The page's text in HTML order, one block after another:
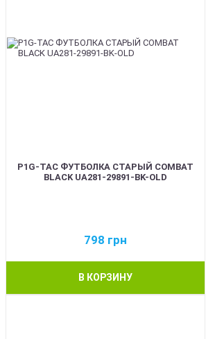
P1G-TAC ФУТБОЛКА СТАРЫЙ COMBAT
BLACK UA281-29891-BK-OLD
798 грн
В КОРЗИНУ